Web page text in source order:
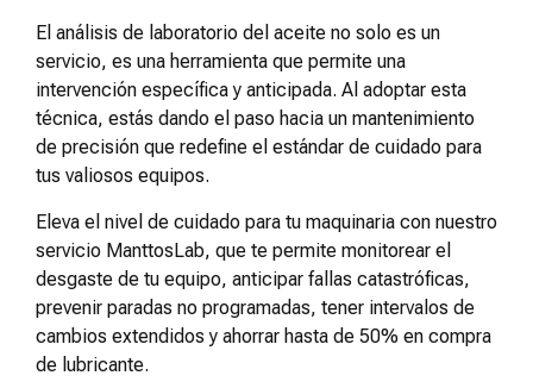
El análisis de laboratorio del aceite no solo es un
servicio, es una herramienta que permite una
intervención específica y anticipada. Al adoptar esta
técnica, estás dando el paso hacia un mantenimiento
de precisión que redefine el estándar de cuidado para
tus valiosos equipos.
Eleva el nivel de cuidado para tu maquinaria con nuestro
servicio ManttosLab, que te permite monitorear el
desgaste de tu equipo, anticipar fallas catastróficas,
prevenir paradas no programadas, tener intervalos de
cambios extendidos y ahorrar hasta de 50% en compra
de lubricante.